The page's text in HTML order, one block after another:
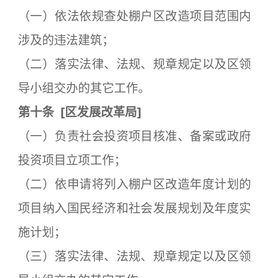
（一）依法依规查处棚户区改造项目范围内
涉及的违法建筑；
（二）落实法律、法规、规章规定以及区领
导小组交办的其它工作。
第十条 [区发展改革局]
（一）负责社会投资项目核准、备案或政府
投资项目立项工作；
（二）依申请将列入棚户区改造年度计划的
项目纳入国民经济和社会发展规划及年度实
施计划；
（三）落实法律、法规、规章规定以及区领